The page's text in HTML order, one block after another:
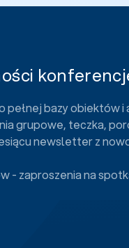
bazy obiektów i
grupowe, teczka,
newsletter z
- zaproszenia na